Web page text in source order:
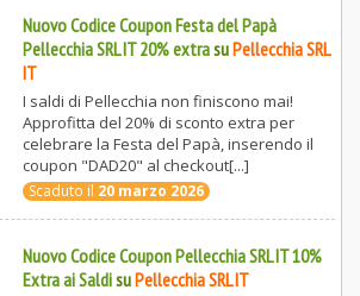
Nuovo Codice Coupon Festa del Papà
Pellecchia SRL IT 20% extrasuPellecchia SRL
IT
I saldi di Pellecchia non finiscono mai!
Approfitta del 20% di sconto extra per
celebrare la Festa del Papà, inserendo il
coupon "DAD20" al checkout[...]
Scaduto il 20 marzo 2026
Nuovo Codice Coupon Pellecchia SRL IT 10%
Extra ai SaldisuPellecchia SRL IT